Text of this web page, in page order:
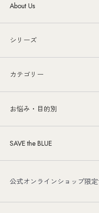
About Us
シリーズ
カテゴリー
お悩み・目的別
SAVE the BLUE
公式オンラインショップ限